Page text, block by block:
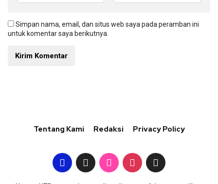
Simpan nama, email, dan situs web saya pada peramban ini
untuk komentar saya berikutnya.
Tentang Kami Redaksi Privacy Policy